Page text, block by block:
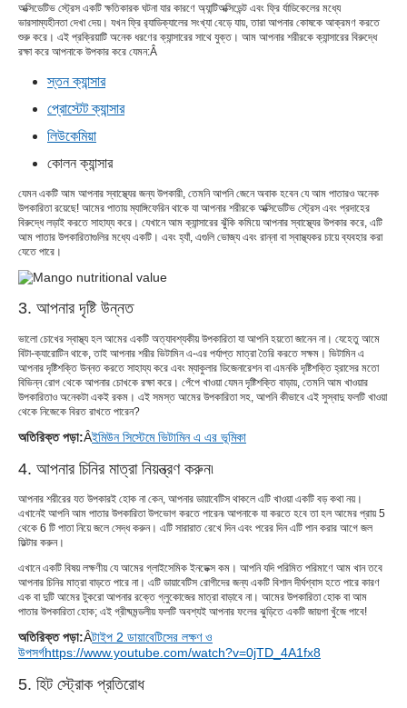
অক্সিডেটিভ স্ট্রেস একটি ক্ষতিকারক ঘটনা যার কারণে অ্যান্টিঅক্সিডেন্ট এবং ফ্রি র্যাডিকেলের মধ্যে
ভারসাম্যহীনতা দেখা দেয়। যখন ফ্রি র‌্যাডিক্যালের সংখ্যা বেড়ে যায়, তারা আপনার কোষকে আক্রমণ করতে
শুরু করে। এই প্রক্রিয়াটি অনেক ধরণের ক্যান্সারের সাথে যুক্ত। আম আপনার শরীরকে ক্যান্সারের বিরুদ্ধে
রক্ষা করে আপনাকে উপকার করে যেমন:Â
স্তন ক্যান্সার
প্রোস্টেট ক্যান্সার
লিউকেমিয়া
কোলন ক্যান্সার
যেমন একটি আম আপনার স্বাস্থ্যের জন্য উপকারী, তেমনি আপনি জেনে অবাক হবেন যে আম পাতারও অনেক
উপকারিতা রয়েছে! আমের পাতায় ম্যাঙ্গিফেরিন থাকে যা আপনার শরীরকে অক্সিডেটিভ স্ট্রেস এবং প্রদাহের
বিরুদ্ধে লড়াই করতে সাহায্য করে। যেখানে আম ক্যান্সারের ঝুঁকি কমিয়ে আপনার স্বাস্থ্যের উপকার করে, এটি
আম পাতার উপকারিতাগুলির মধ্যে একটি। এবং হ্যাঁ, এগুলি ভোজ্য এবং রান্না বা স্বাস্থ্যকর চায়ে ব্যবহার করা
যেতে পারে।
3. আপনার দৃষ্টি উন্নত
ভালো চোখের স্বাস্থ্য হল আমের একটি অত্যাবশ্যকীয় উপকারিতা যা আপনি হয়তো জানেন না। যেহেতু আমে
বিটা-ক্যারোটিন থাকে, তাই আপনার শরীর ভিটামিন এ-এর পর্যাপ্ত মাত্রা তৈরি করতে সক্ষম। ভিটামিন এ
আপনার দৃষ্টিশক্তি উন্নত করতে সাহায্য করে এবং ম্যাকুলার ডিজেনারেশন বা এমনকি দৃষ্টিশক্তি হ্রাসের মতো
বিভিন্ন রোগ থেকে আপনার চোখকে রক্ষা করে। পেঁপে খাওয়া যেমন দৃষ্টিশক্তি বাড়ায়, তেমনি আম খাওয়ার
উপকারিতাও অনেকটা একই রকম। এই সমস্ত আমের উপকারিতা সহ, আপনি কীভাবে এই সুস্বাদু ফলটি খাওয়া
থেকে নিজেকে বিরত রাখতে পারেন?
অতিরিক্ত পড়া:Âইমিউন সিস্টেমে ভিটামিন এ এর ​​ভূমিকা
4. আপনার চিনির মাত্রা নিয়ন্ত্রণ করুন৷
আপনার শরীরের যত উপকারই হোক না কেন, আপনার ডায়াবেটিস থাকলে এটি খাওয়া একটি বড় কথা নয়।
এখানেই আপনি আম পাতার উপকারিতা উপভোগ করতে পারেন৷ আপনাকে যা করতে হবে তা হল আমের প্রায় 5
থেকে 6 টি পাতা নিয়ে জলে সেদ্ধ করুন। এটি সারারাত রেখে দিন এবং পরের দিন এটি পান করার আগে জল
ফিল্টার করুন।
এখানে একটি বিষয় লক্ষণীয় যে আমের গ্লাইসেমিক ইনডেক্স কম। আপনি যদি পরিমিত পরিমাণে আম খান তবে
আপনার চিনির মাত্রা বাড়তে পারে না। এটি ডায়াবেটিস রোগীদের জন্য একটি বিশাল দীর্ঘশ্বাস হতে পারে কারণ
এক বা দুটি আমের টুকরো আপনার রক্তে গ্লুকোজের মাত্রা বাড়াবে না। আমের উপকারিতা হোক বা আম
পাতার উপকারিতা হোক; এই গ্রীষ্মমন্ডলীয় ফলটি অবশ্যই আপনার ফলের ঝুড়িতে একটি জায়গা খুঁজে পাবে!
অতিরিক্ত পড়া:Âটাইপ 2 ডায়াবেটিসের লক্ষণ ও
উপসর্গhttps://www.youtube.com/watch?v=0jTD_4A1fx8
5. হিট স্ট্রোক প্রতিরোধ